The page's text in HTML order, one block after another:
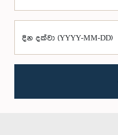
දින දක්වා (YYYY-MM-DD)